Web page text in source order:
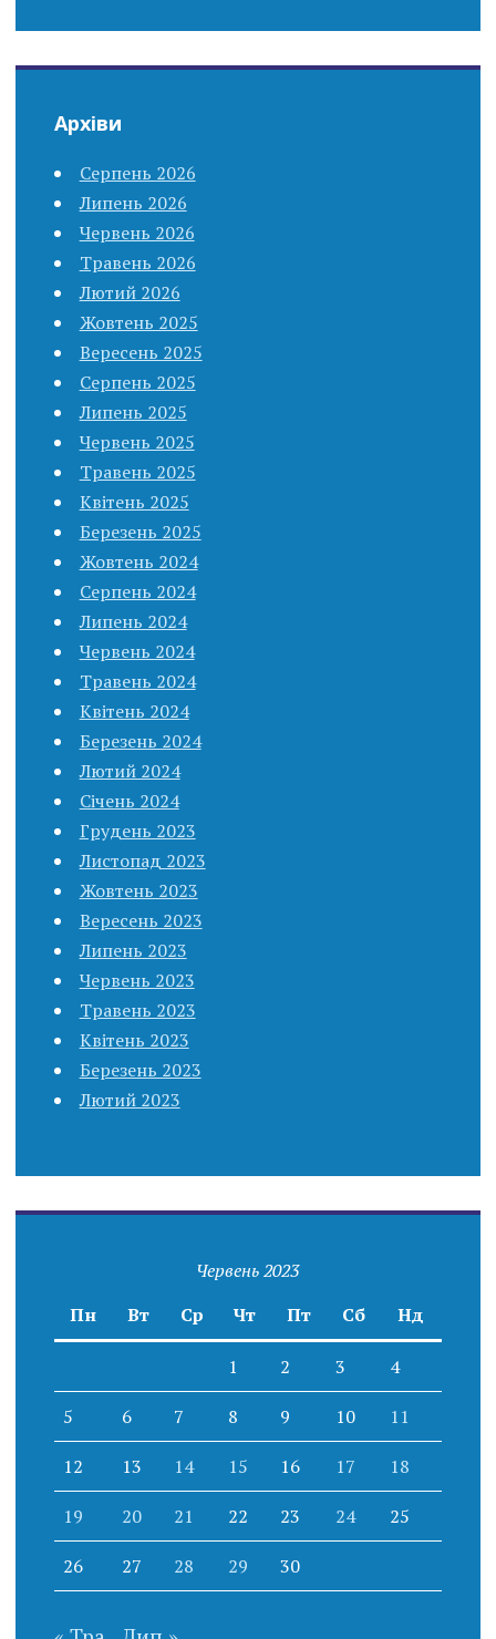
Архіви
Серпень 2026
Липень 2026
Червень 2026
Травень 2026
Лютий 2026
Жовтень 2025
Вересень 2025
Серпень 2025
Липень 2025
Червень 2025
Травень 2025
Квітень 2025
Березень 2025
Жовтень 2024
Серпень 2024
Липень 2024
Червень 2024
Травень 2024
Квітень 2024
Березень 2024
Лютий 2024
Січень 2024
Грудень 2023
Листопад 2023
Жовтень 2023
Вересень 2023
Липень 2023
Червень 2023
Травень 2023
Квітень 2023
Березень 2023
Лютий 2023
Червень 2023
Пн
Вт Ср Чт Пт Сб Нд
1 2 3 4
5 6 7 8 9 10 11
12 13 14 15 16 17 18
19 20 21 22 23 24 25
26 27 28 29 30